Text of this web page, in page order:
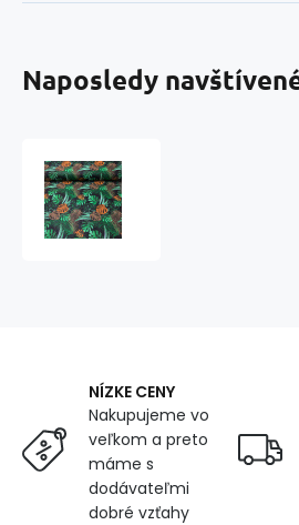
Naposledy
NÍZKE CENY
Nakupujeme vo
veľkom a preto
máme s
dodávateľmi
dobré vzťahy